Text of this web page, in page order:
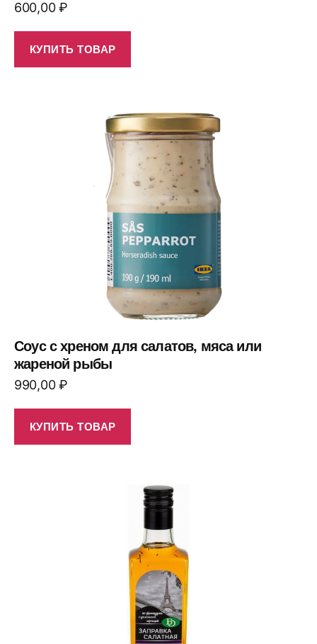
600,00₽
КУПИТЬ ТОВАР
Соус с хреном для салатов, мяса или
жареной рыбы
990,00₽
КУПИТЬ ТОВАР